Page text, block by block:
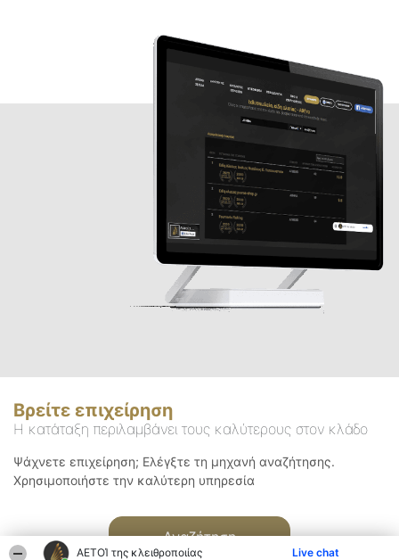
ΑΕΤΟΊ της κλειθροποιίας Live chat
Βρείτε επιχείρηση
Η κατάταξη περιλαμβάνει τους καλύτερους στον κλάδο
Ψάχνετε επιχείρηση; Ελέγξτε τη μηχανή αναζήτησης.
Χρησιμοποιήστε την καλύτερη υπηρεσία
Αναζήτηση